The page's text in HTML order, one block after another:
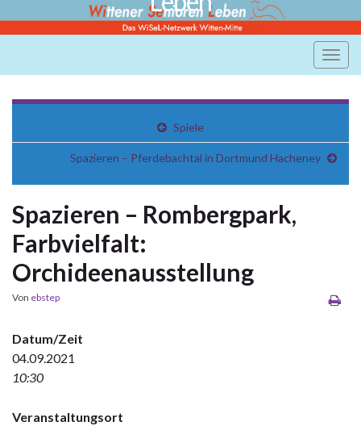
Spiele
Spazieren – Pferdebachtal in Dortmund Hacheney
Spazieren – Rombergpark,
Farbvielfalt:
Orchideenausstellung
Von ebstep
Datum/Zeit
04.09.2021
10:30
Veranstaltungsort